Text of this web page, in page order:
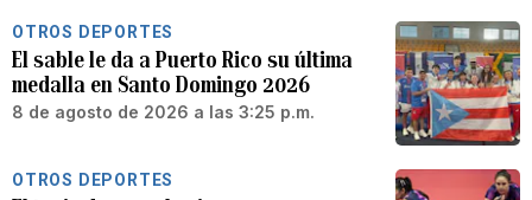
OTROS DEPORTES
El sable le da a Puerto Rico su última
medalla en Santo Domingo 2026
8 de agosto de 2026 a las 3:25 p.m.
OTROS DEPORTES